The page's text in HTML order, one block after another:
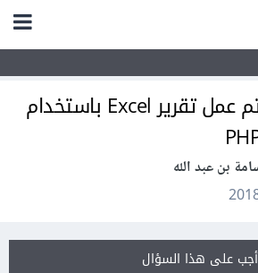
كيف يتم عمل تقرير Excel باستخدام
بن عبد الله
أجب على هذا السؤال